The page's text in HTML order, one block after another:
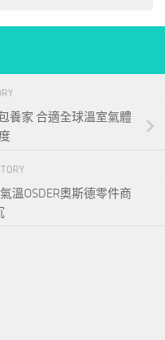
養家 合適全球溫室氣體
溫OSDER奧斯德零件商